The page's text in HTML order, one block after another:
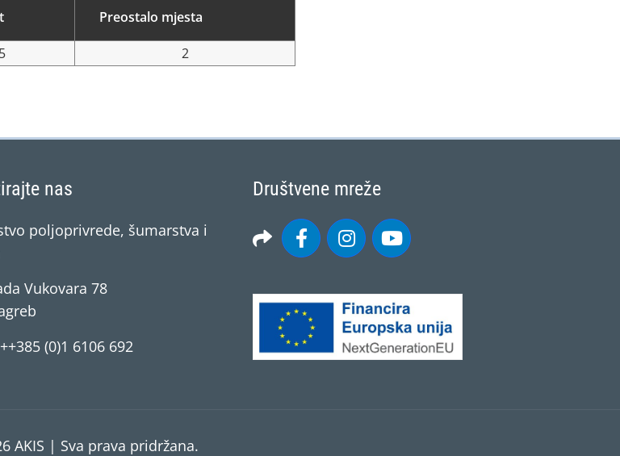
Preostalo mjesta
2
nas
poljoprivrede, šumarstva i
Vukovara 78
(0)1 6106 692
Društvene mreže
AKIS | Sva prava pridržana.